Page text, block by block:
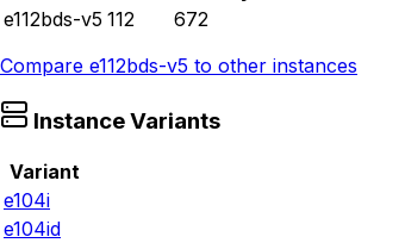
e112bds-v5 112
672
Compare e112bds-v5 to other instances
Instance Variants
Variant
e104i
e104id